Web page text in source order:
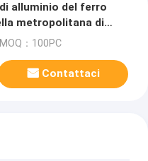
alluminio del ferro
metropolitana di
MOQ：100PC
Contattaci